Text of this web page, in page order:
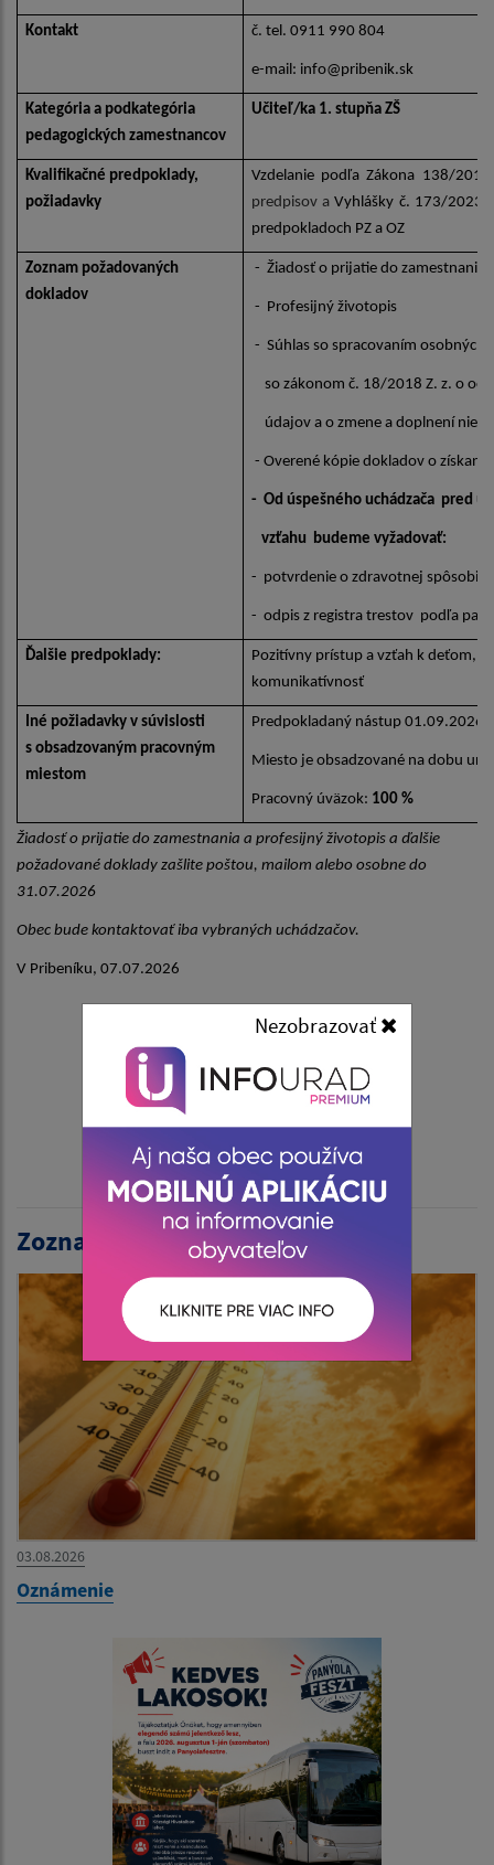
Nezobrazovať
Kontakt č. tel. 0911 990 804
e-mail: info@pribenik.sk
Kategória a podkategória
pedagogických zamestnancov
Učiteľ/ka 1. stupňa ZŠ
Kvalifikačné predpoklady,
požiadavky
Vzdelanie podľa Zákona 138/
predpisov aVyhlášky č. 173/2023
predpokladoch PZ a OZ
Zoznam požadovaných
dokladov
- Žiadosť o prijatie do zamestnania
- Profesijný životopis
- Súhlas so spracovaním osobných
so zákonom č. 18/2018 Z. z. o
údajov a o zmene a doplnení
- Overené kópie dokladov o
- Od úspešného uchádzača pred
vzťahu budeme vyžadovať:
- potvrdenie o zdravotnej
- odpis z registra trestov podľa par.
Ďalšie predpoklady:
Pozitívny prístup a vzťah k deťom,
komunikatívnosť
Iné požiadavky v súvislosti
s obsadzovaným pracovným
miestom
Predpokladaný nástup 01.09.2026
Miesto je obsadzované na dobu
Pracovný úväzok: 100 %
Žiadosť o prijatie do zamestnania a profesijný životopis a ďalšie
požadované doklady zašlite poštou, mailom alebo osobne do
31.07.2026
Obec bude kontaktovať iba vybraných uchádzačov.
V Pribeníku, 07.07.2026
Zoznam aktualít:
03.08.2026
Oznámenie